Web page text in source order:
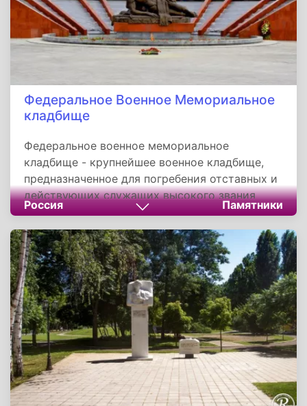
Федеральное Военное Мемориальное
кладбище
Федеральное военное мемориальное
кладбище - крупнейшее военное кладбище,
предназначенное для погребения отставных и
действующих служащих высокого звания
Вооруженных Сил России, СССР и граждан,
имеющих особо важные, государственные
заслуги перед страной
Россия Памятники